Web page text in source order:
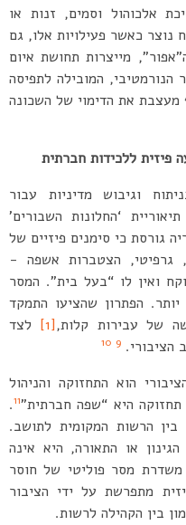
אלכוהול וסמים, זנות או
נוצר כאשר פעילויות אלו, גם
מייצרות תחושת איום
הנורמטיבי, המובילה לתפיסה
מעצבת את הדימוי של השכונה
פיזית ללכידות חברתית
וגיבוש מדיניות עבור
‘החלונות השבורים’
גורסת כי סימנים פיזיים של
גרפיטי, הצטברות אשפה
ואין לו “בעל בית”. המסר
הפתרון שהציעו התמקד
של עבירות קלות,[1]
לצד
הציבורי. 9
10
הוא התחזוקה והניהול
תחזוקה היא “שפה חברתית”11
.
בין הרשות המקומית לתושב.
או התאורה, היא אינה
מסר פוליטי של חוסר
מתפרשת על ידי הציבור
בין הקהילה לרשות.